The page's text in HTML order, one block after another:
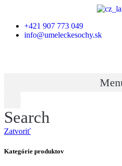
+421 907 773 049
info@umeleckesochy.sk
Search
Zatvoriť
Kategórie produktov